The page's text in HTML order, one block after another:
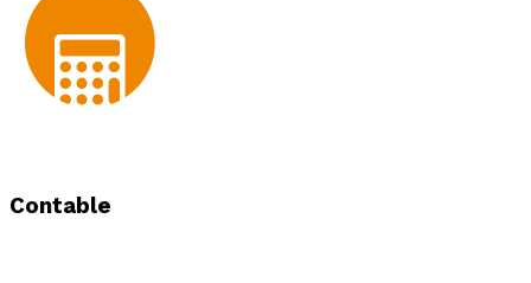
Contable